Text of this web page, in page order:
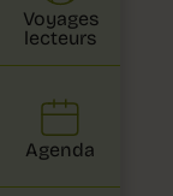
Voyages
lecteurs
Agenda